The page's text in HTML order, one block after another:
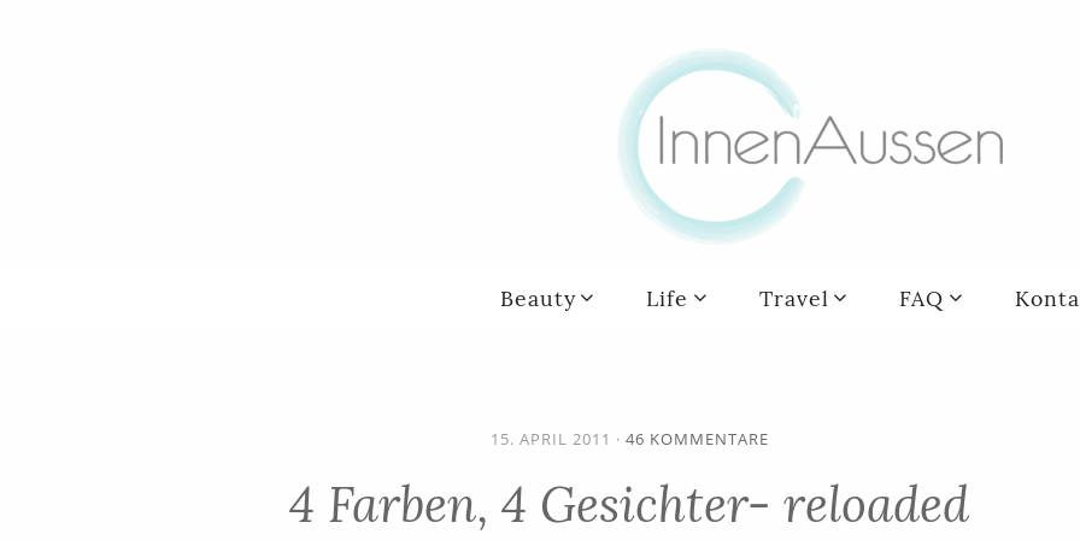
Beauty Life Travel FAQ
15. APRIL 2011 · 46 KOMMENTARE
4 Farben, 4 Gesichter- reloaded